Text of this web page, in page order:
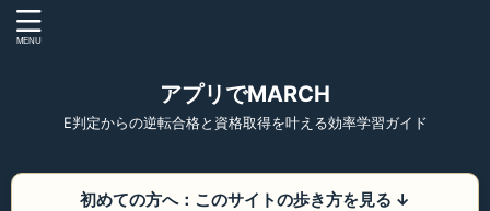
アプリでMARCH
E判定からの逆転合格と資格取得を叶える効率学習ガイド
初めての方へ：このサイトの歩き方を見る ↓